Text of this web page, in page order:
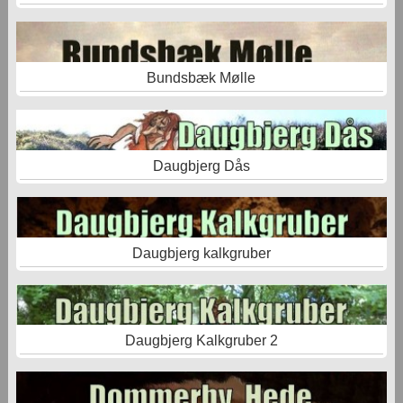
Bundsbæk Mølle
Daugbjerg Dås
Daugbjerg kalkgruber
Daugbjerg Kalkgruber 2